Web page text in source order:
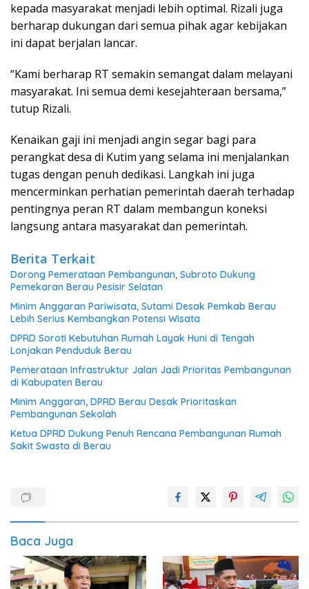
kepada masyarakat menjadi lebih optimal. Rizali juga
berharap dukungan dari semua pihak agar kebijakan
ini dapat berjalan lancar.
“Kami berharap RT semakin semangat dalam melayani
masyarakat. Ini semua demi kesejahteraan bersama,”
tutup Rizali.
Kenaikan gaji ini menjadi angin segar bagi para
perangkat desa di Kutim yang selama ini menjalankan
tugas dengan penuh dedikasi. Langkah ini juga
mencerminkan perhatian pemerintah daerah terhadap
pentingnya peran RT dalam membangun koneksi
langsung antara masyarakat dan pemerintah.
Berita Terkait
Dorong Pemerataan Pembangunan, Subroto Dukung
Pemekaran Berau Pesisir Selatan
Minim Anggaran Pariwisata, Sutami Desak Pemkab Berau
Lebih Serius Kembangkan Potensi Wisata
DPRD Soroti Kebutuhan Rumah Layak Huni di Tengah
Lonjakan Penduduk Berau
Pemerataan Infrastruktur Jalan Jadi Prioritas Pembangunan
di Kabupaten Berau
Minim Anggaran, DPRD Berau Desak Prioritaskan
Pembangunan Sekolah
Ketua DPRD Dukung Penuh Rencana Pembangunan Rumah
Sakit Swasta di Berau
Baca Juga